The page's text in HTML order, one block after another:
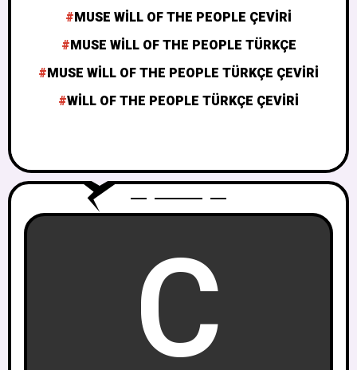
MUSE WILL OF THE PEOPLE ÇEVIRI
MUSE WILL OF THE PEOPLE TÜRKÇE
MUSE WILL OF THE PEOPLE TÜRKÇE ÇEVIRI
WILL OF THE PEOPLE TÜRKÇE ÇEVIRI
C